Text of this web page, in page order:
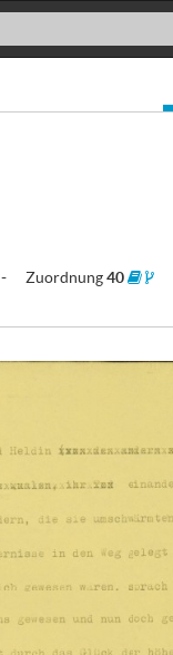
- Zuordnung40